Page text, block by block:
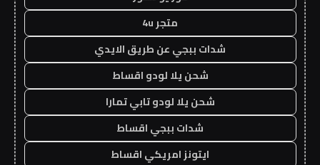
متجر 4u
شدات ببجي عن طريق الايدي
شحن يلا لودو اقساط
شحن يلا لودو تابي تمارا
شدات ببجي اقساط
ايتونز امريكي اقساط